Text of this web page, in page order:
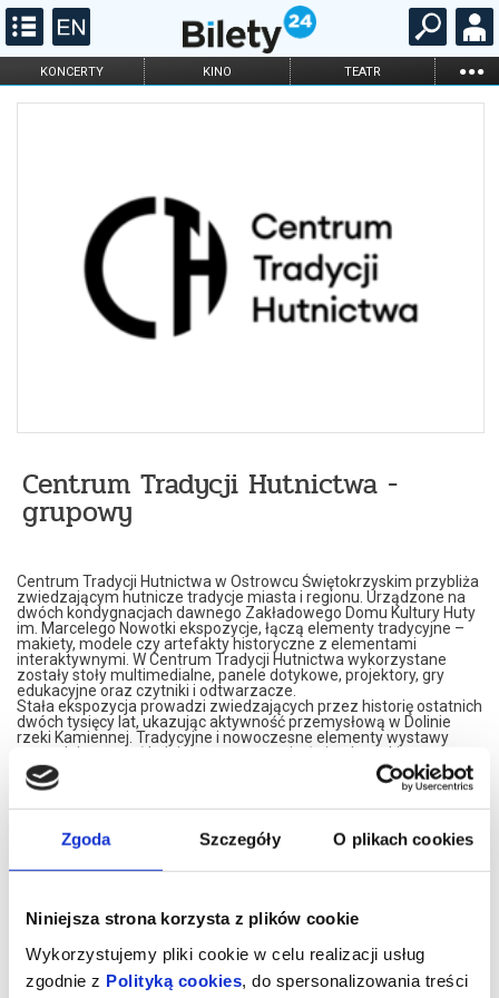
Zgoda Szczegóły O plikach cookies
Niniejsza strona korzysta z plików cookie
Wykorzystujemy pliki cookie w celu realizacji usług
zgodnie z Polityką cookies , do spersonalizowania treści
KONCERTY KINO TEATR ...
FILHARMONIA OPERA I BALET
Centrum Tradycji Hutnictwa -
grupowy
Centrum Tradycji Hutnictwa w Ostrowcu Świętokrzyskim przybliża
zwiedzającym hutnicze tradycje miasta i regionu. Urządzone na
dwóch kondygnacjach dawnego Zakładowego Domu Kultury Huty
im. Marcelego Nowotki ekspozycje, łączą elementy tradycyjne –
makiety, modele czy artefakty historyczne z elementami
interaktywnymi. W Centrum Tradycji Hutnictwa wykorzystane
zostały stoły multimedialne, panele dotykowe, projektory, gry
edukacyjne oraz czytniki i odtwarzacze.
Stała ekspozycja prowadzi zwiedzających przez historię ostatnich
dwóch tysięcy lat, ukazując aktywność przemysłową w Dolinie
rzeki Kamiennej. Tradycyjne i nowoczesne elementy wystawy
pozwalają poznać kolejne etapy rozwoju świętokrzyskiego
hutnictwa, węglarstwa i kolejnictwa, włączając widzów do
wykonywania interaktywnych zadań.
wieków dziejów Ostrowca Świętokrzyskiego, jego historii i ewolucji,
ukazująca szczególnie zasłużone dla miasta postaci, rozwój
kultury, sportu i gospodarki.
zostanie w pamięci. Nowoczesne wnętrza, różnorodność wystawy
czas, pełen emocji i wrażeń.
Zapraszamy na niesamowitą podróż przez Cywilizację Żelaza nad
CTH mieści się na drugim piętrze budynku przy Alei 3 Maja 6. Bilety
można nabycia w recepcji OBK (poniedziałek – piątek w godz. 8.00